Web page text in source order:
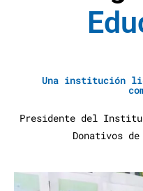
uca
Una institución
Presidente del
Donativos